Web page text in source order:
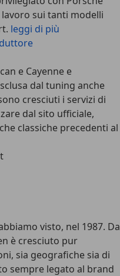
sui tanti modelli
leggi di più
e Cayenne e
dal tuning anche
cresciuti i servizi di
dal sito ufficiale,
classiche precedenti al
visto, nel 1987. Da
è cresciuto pur
sia geografiche sia di
sempre legato al brand